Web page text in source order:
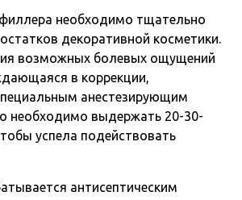
необходимо тщательно
декоративной косметики.
возможных болевых ощущений
в коррекции,
анестезирующим
необходимо выдержать 20-30-
успела подействовать
антисептическим